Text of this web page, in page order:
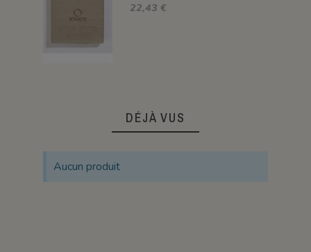
22,43 €
DÉJÀ VUS
Aucun produit